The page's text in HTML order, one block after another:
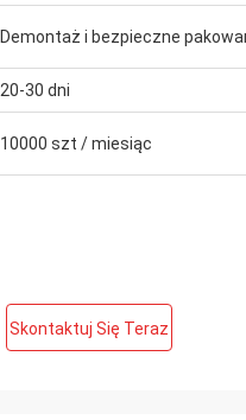
Demontaż i bezpieczne
20-30 dni
10000 szt / miesiąc
Skontaktuj Się Teraz